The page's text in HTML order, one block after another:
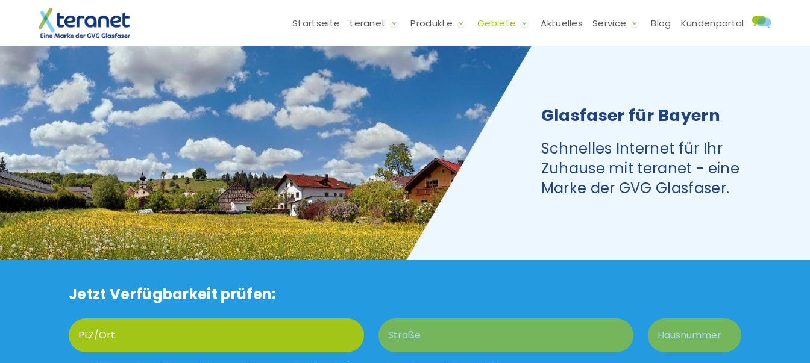
Hauptnavigation
Startseite teranet Produkte Gebiete Aktuelles Service Blog Kundenportal
Glasfaser für Bayern
Schnelles Internet für Ihr
Zuhause mit teranet - eine
Marke der GVG Glasfaser.
Jetzt Verfügbarkeit prüfen: